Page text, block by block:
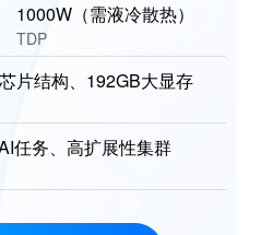
1000W（需液冷散热）
TDP
片结构、192GB大显存
任务、高扩展性集群